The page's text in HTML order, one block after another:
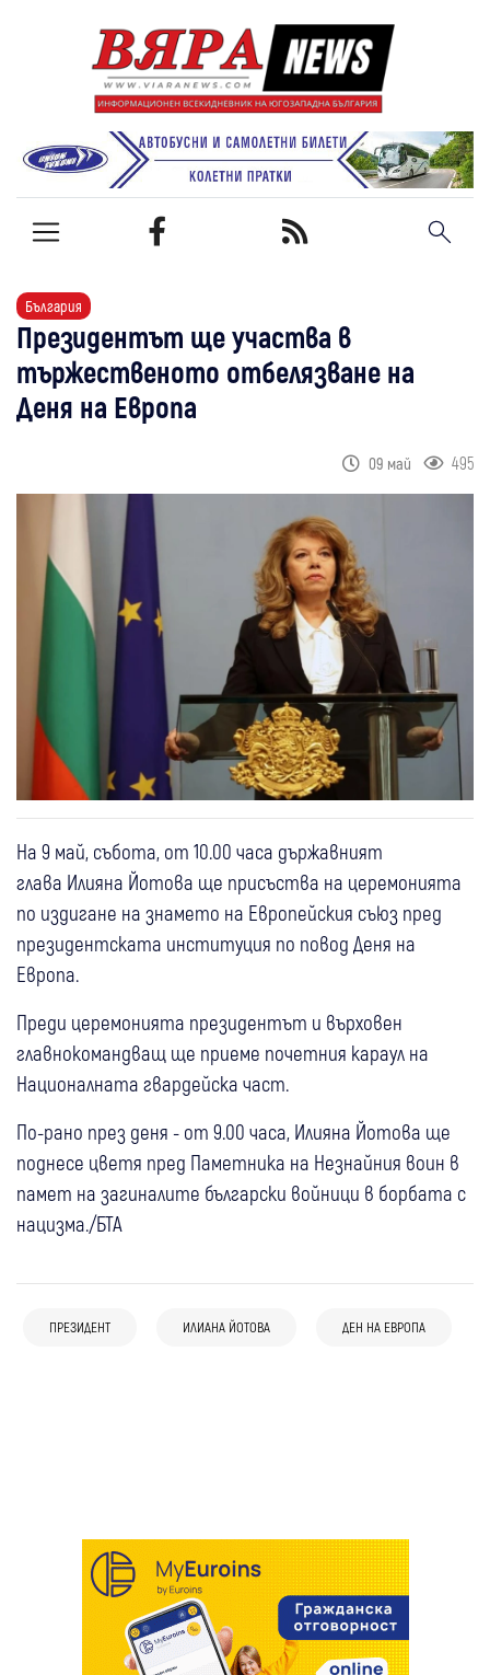
България
Президентът ще участва в
тържественото отбелязване на
Деня на Европа
09 май 495
На 9 май, събота, от 10.00 часа държавният
глава Илияна Йотова ще присъства на церемонията
по издигане на знамето на Европейския съюз пред
президентската институция по повод Деня на
Европа.
Преди церемонията президентът и върховен
главнокомандващ ще приеме почетния караул на
Националната гвардейска част.
По-рано през деня - от 9.00 часа, Илияна Йотова ще
поднесе цветя пред Паметника на Незнайния воин в
памет на загиналите български войници в борбата с
нацизма./БТА
ПРЕЗИДЕНТ ИЛИАНА ЙОТОВА ДЕН НА ЕВРОПА
Огнян Минчев: За победа на
президентските избори ще трябват
минимум 1,2 млн. гласа
Бойко Борисов: ГЕРБ ще говори за
България